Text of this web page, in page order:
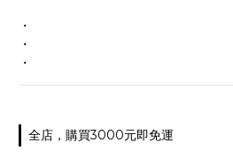
・
・
・
全店，購買3000元即免運